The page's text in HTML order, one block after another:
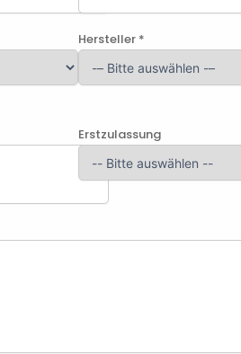
Hersteller *
Erstzulassung